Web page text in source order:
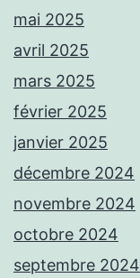
mai 2025
avril 2025
mars 2025
février 2025
janvier 2025
décembre 2024
novembre 2024
octobre 2024
septembre 2024